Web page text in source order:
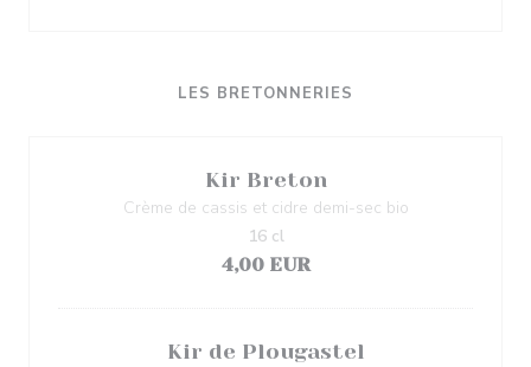
LES BRETONNERIES
Kir Breton
Crème de cassis et cidre demi-sec bio
4,00 EUR
16 cl
Kir de Plougastel